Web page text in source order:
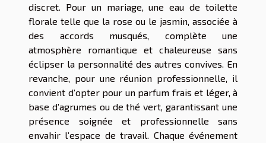
discret. Pour un mariage, une eau de toilette
florale telle que la rose ou le jasmin, associée à
des accords musqués, complète une
atmosphère romantique et chaleureuse sans
éclipser la personnalité des autres convives. En
revanche, pour une réunion professionnelle, il
convient d’opter pour un parfum frais et léger, à
base d’agrumes ou de thé vert, garantissant une
présence soignée et professionnelle sans
envahir l’espace de travail. Chaque événement